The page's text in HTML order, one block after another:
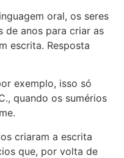
oral, os seres
de anos para criar as
escrita. Resposta
exemplo, isso só
quando os sumérios
criaram a escrita
que, por volta de